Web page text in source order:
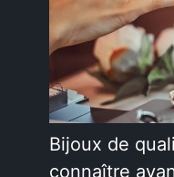
Bijoux de
connaître